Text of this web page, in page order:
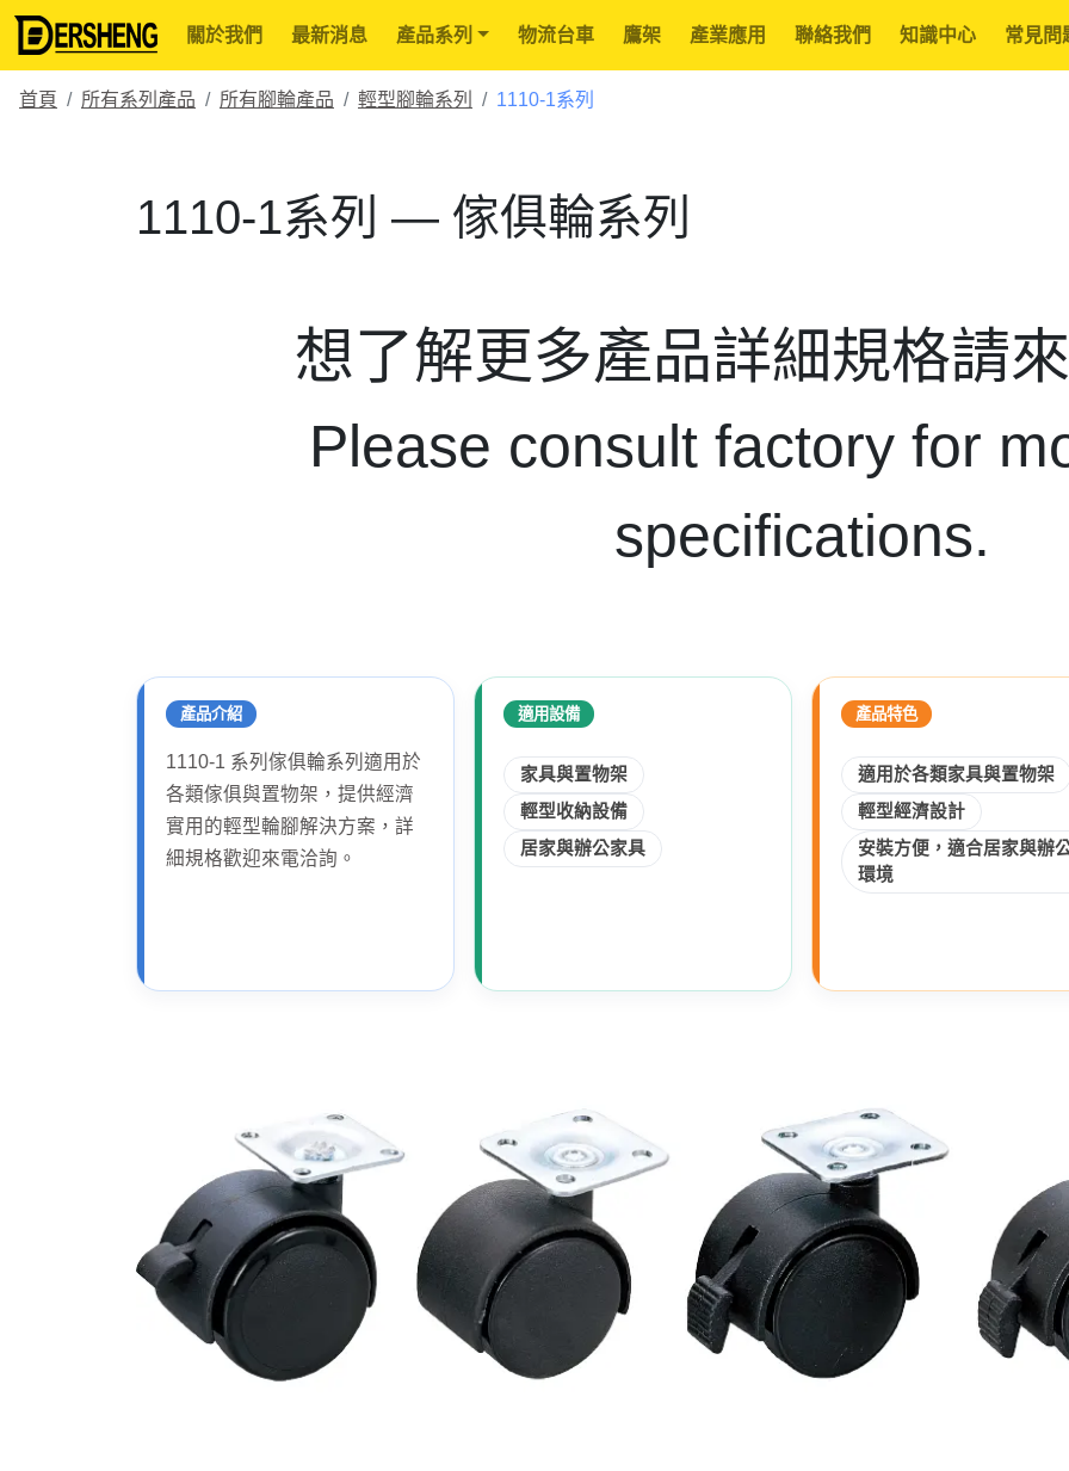
關於我們 最新消息 產品系列 物流台車 鷹架 產業應用 聯絡我們 知識中心 常見問
首頁 所有系列產品 所有腳輪產品 輕型腳輪系列 1110-1系列
1110-1系列 — 傢俱輪系列
想了解更多產品詳細規格請
Please consult factory for
specifications.
產品介紹
1110-1 系列傢俱輪系列適用於
各類傢俱與置物架，提供經濟
實用的輕型輪腳解決方案，詳
細規格歡迎來電洽詢。
適用設備
家具與置物架
輕型收納設備
居家與辦公家具
產品特色
適用於各類家具與置物架
輕型經濟設計
安裝方便，適合居家與辦
環境